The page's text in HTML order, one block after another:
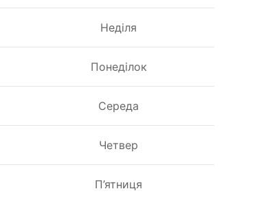
Неділя
Понеділок
Середа
Четвер
П’ятниця